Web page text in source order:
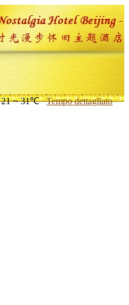
21 ~ 31℃ Tempo dettagliato